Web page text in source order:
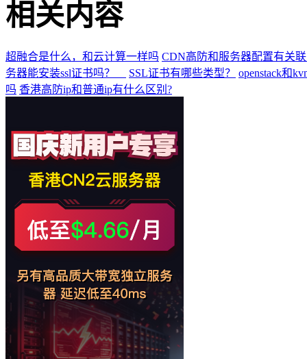
相关内容
超融合是什么，和云计算一样吗 CDN高防和服务器配置有关
务器能安装ssl证书吗？
SSL证书有哪些类型？
openstack和
吗 香港高防ip和普通ip有什么区别?